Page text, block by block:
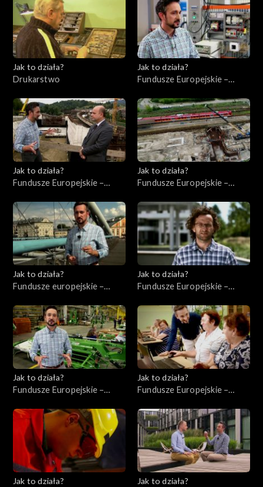
Jak to działa?
Drukarstwo
Jak to działa?
Fundusze Europejskie –
Jak to działa?
Fundusze Europejskie –
Jak to działa?
Fundusze Europejskie –
Jak to działa?
Fundusze europejskie –
Jak to działa?
Fundusze Europejskie –
Jak to działa?
Fundusze Europejskie –
międzynarodowa
Jak to działa?
Fundusze Europejskie –
Jak to działa?
Jak to działa?